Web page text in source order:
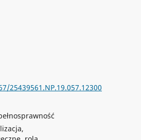
25439561.NP.19.057.12300